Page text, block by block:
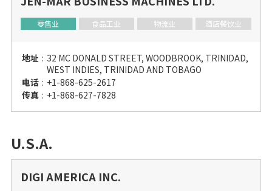
零售业 食品工业 物流业 酒店餐饮业
地址 : 32 MC DONALD STREET, WOODBROOK, TRINIDAD,
WEST INDIES, TRINIDAD AND TOBAGO
电话 : +1-868-625-2617
传真 : +1-868-627-7828
U.S.A.
DIGI AMERICA INC.